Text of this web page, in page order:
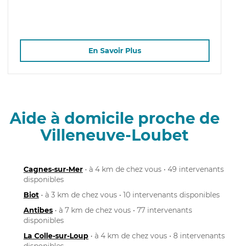
En Savoir Plus
Aide à domicile proche de
Villeneuve-Loubet
Cagnes-sur-Mer • à 4 km de chez vous • 49 intervenants
disponibles
Biot • à 3 km de chez vous • 10 intervenants disponibles
Antibes • à 7 km de chez vous • 77 intervenants
disponibles
La Colle-sur-Loup • à 4 km de chez vous • 8 intervenants